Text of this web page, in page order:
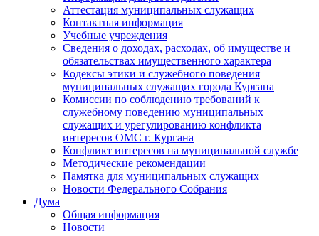
Аттестация муниципальных служащих
Контактная информация
Учебные учреждения
Сведения о доходах, расходах, об имуществе и
обязательствах имущественного характера
Кодексы этики и служебного поведения
муниципальных служащих города Кургана
Комиссии по соблюдению требований к
служебному поведению муниципальных
служащих и урегулированию конфликта
интересов ОМС г. Кургана
Конфликт интересов на муниципальной службе
Методические рекомендации
Памятка для муниципальных служащих
Новости Федерального Cобрания
Дума
Общая информация
Новости